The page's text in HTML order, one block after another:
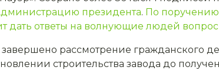
президента. По
дать ответы на волнующие людей
завершено рассмотрение гражданского
строительства завода до